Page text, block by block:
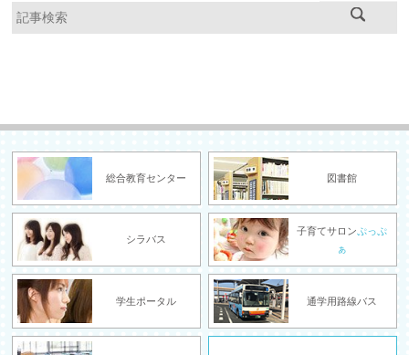
総合教育センター 図書館
シラバス
子育てサロンぷっぷ
ぁ
学生ポータル 通学用路線バス